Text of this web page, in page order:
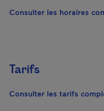
Consulter les horaires
Tarifs
Consulter les tarifs